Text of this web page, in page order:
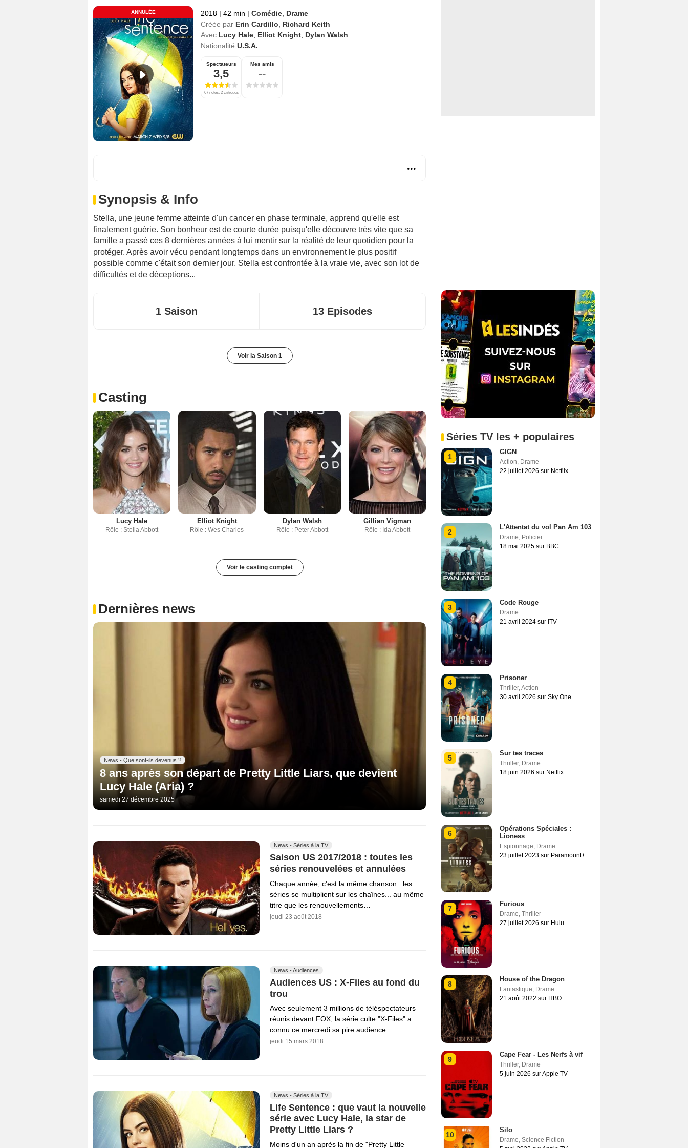
ANNULÉE 2018 | 42 min | Comédie Drame
Créée par Erin Cardillo
Richard Keith
Avec Lucy Hale Elliot Knight Dylan Walsh
Nationalité U.S.A.
Spectateurs
3,5
67 notes, 2 critiques
Mes amis
--
Synopsis & Info
Stella, une jeune femme atteinte d'un cancer en phase terminale, apprend qu'elle est
finalement guérie. Son bonheur est de courte durée puisqu'elle découvre très vite que sa
famille a passé ces 8 dernières années à lui mentir sur la réalité de leur quotidien pour la
protéger. Après avoir vécu pendant longtemps dans un environnement le plus positif
possible comme c'était son dernier jour, Stella est confrontée à la vraie vie, avec son lot de
difficultés et de déceptions...
1 Saison 13 Episodes
Voir la Saison 1
Casting
Lucy Hale
Rôle : Stella Abbott
Elliot Knight
Rôle : Wes Charles
Dylan Walsh
Rôle : Peter Abbott
Gillian Vigman
Rôle : Ida Abbott
Voir le casting complet
Dernières news
News - Que sont-ils devenus ?
8 ans après son départ de Pretty Little Liars, que devient
Lucy Hale (Aria) ?
samedi 27 décembre 2025
News - Séries à la TV
Saison US 2017/2018 : toutes les
séries renouvelées et annulées
Chaque année, c'est la même chanson : les
séries se multiplient sur les chaînes... au même
titre que les renouvellements…
jeudi 23 août 2018
News - Audiences
Audiences US : X-Files au fond du
trou
Avec seulement 3 millions de téléspectateurs
réunis devant FOX, la série culte "X-Files" a
connu ce mercredi sa pire audience…
jeudi 15 mars 2018
News - Séries à la TV
Life Sentence : que vaut la nouvelle
série avec Lucy Hale, la star de
Pretty Little Liars ?
Moins d'un an après la fin de "Pretty Little
Séries TV les + populaires
1
GIGN
Action, Drame
22 juillet 2026 sur Netflix
2
L'Attentat du vol Pan Am 103
Drame, Policier
18 mai 2025 sur BBC
3
Code Rouge
Drame
21 avril 2024 sur ITV
4
Prisoner
Thriller,Action
30 avril 2026 sur Sky One
5
Sur tes traces
Thriller, Drame
18 juin 2026 sur Netflix
6
Opérations Spéciales :
Lioness
Espionnage, Drame
23 juillet 2023 sur Paramount+
7
Furious
Drame, Thriller
27 juillet 2026 sur Hulu
8
House of the Dragon
Fantastique, Drame
21 août 2022 sur HBO
9
Cape Fear - Les Nerfs à vif
Thriller, Drame
5 juin 2026 sur Apple TV
10
Silo
Drame, Science Fiction